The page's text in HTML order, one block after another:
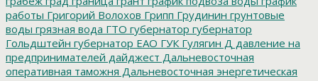
работы Григорий Волохов Грипп Грудинин грунтовые
воды грязная вода ГТО губернатор губернатор
Гольдштейн губернатор ЕАО ГУК Гулягин Д давление на
предпринимателей дайджест Дальневосточная
оперативная таможня Дальневосточная энергетическая